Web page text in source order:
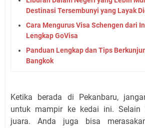
Destinasi Tersembunyi yang Layak
Cara Mengurus Visa Schengen dari
Lengkap GoVisa
Panduan Lengkap dan Tips
Bangkok
Ketika berada di Pekanbaru,
untuk mampir ke kedai ini. Selain
juara. Anda juga bisa